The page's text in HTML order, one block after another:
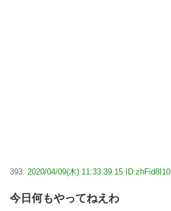
393: 2020/04/09(木) 11:33:39.15 ID:zhFid8I10
今日何もやってねえわ